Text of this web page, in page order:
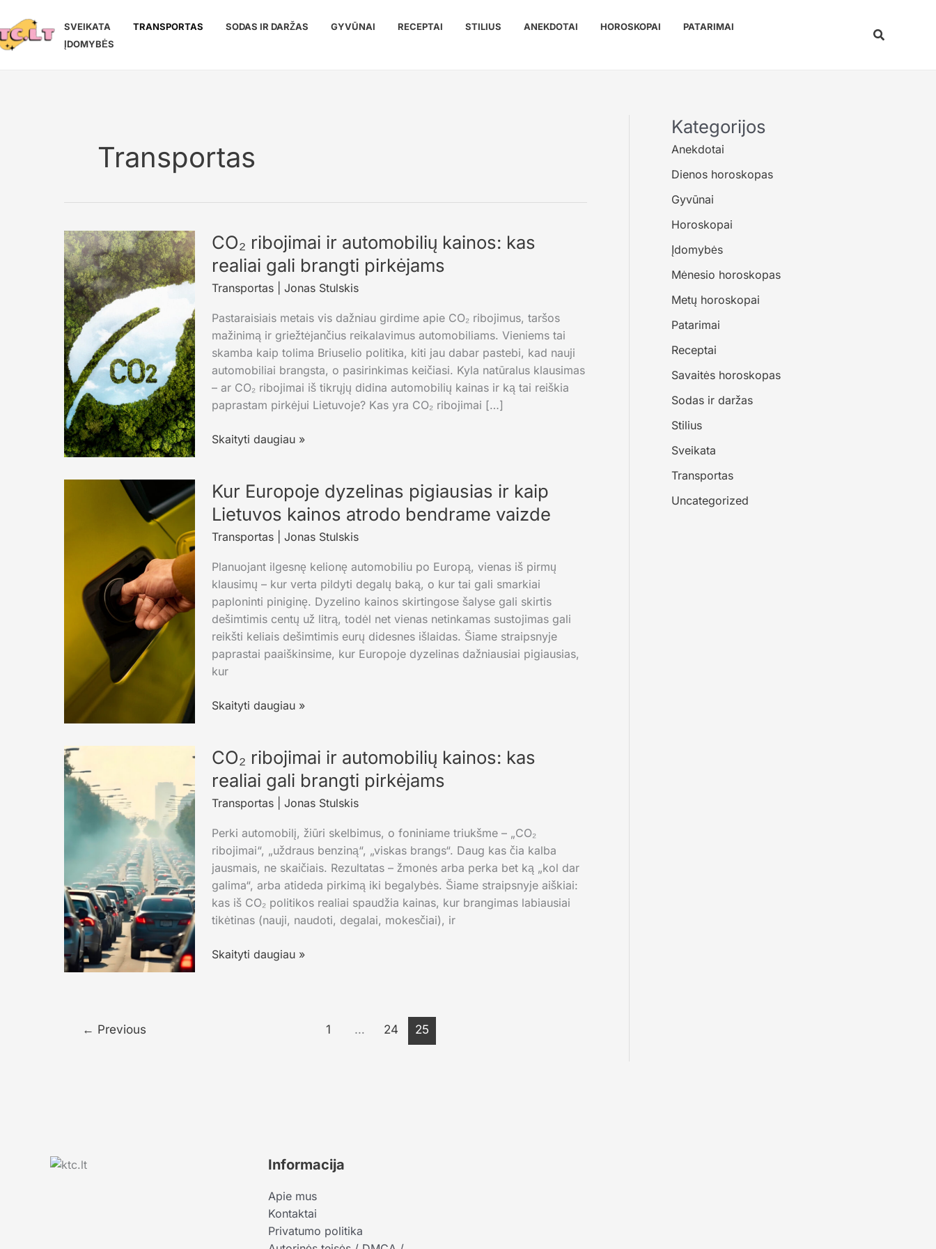
prie
turinio
SVEIKATA TRANSPORTAS SODAS IR DARŽAS GYVŪNAI RECEPTAI STILIUS ANEKDOTAI HOROSKOPAI
PATARIMAI
ĮDOMYBĖS
Paieška
Transportas
CO₂ ribojimai ir automobilių kainos: kas
realiai gali brangti pirkėjams
Transportas| Jonas Stulskis
Pastaraisiais metais vis dažniau girdime apie CO₂ ribojimus, taršos
mažinimą ir griežtėjančius reikalavimus automobiliams. Vieniems tai
skamba kaip tolima Briuselio politika, kiti jau dabar pastebi, kad nauji
automobiliai brangsta, o pasirinkimas keičiasi. Kyla natūralus klausimas
– ar CO₂ ribojimai iš tikrųjų didina automobilių kainas ir ką tai reiškia
paprastam pirkėjui Lietuvoje? Kas yra CO₂ ribojimai […]
CO₂
automobilių
kainos:
realiai
gali
brangti
pirkėjams
Skaityti daugiau »
Kur Europoje dyzelinas pigiausias ir kaip
Lietuvos kainos atrodo bendrame vaizde
Transportas| Jonas Stulskis
Planuojant ilgesnę kelionę automobiliu po Europą, vienas iš pirmų
klausimų – kur verta pildyti degalų baką, o kur tai gali smarkiai
paploninti piniginę. Dyzelino kainos skirtingose šalyse gali skirtis
dešimtimis centų už litrą, todėl net vienas netinkamas sustojimas gali
reikšti keliais dešimtimis eurų didesnes išlaidas. Šiame straipsnyje
paprastai paaiškinsime, kur Europoje dyzelinas dažniausiai pigiausias,
kur
Kur
pigiausias
ir
kaip
Lietuvos
kainos
atrodo
bendrame
vaizde
Skaityti daugiau »
CO₂ ribojimai ir automobilių kainos: kas
realiai gali brangti pirkėjams
Transportas| Jonas Stulskis
Perki automobilį, žiūri skelbimus, o foniniame triukšme – „CO₂
ribojimai“, „uždraus benziną“, „viskas brangs“. Daug kas čia kalba
jausmais, ne skaičiais. Rezultatas – žmonės arba perka bet ką „kol dar
galima“, arba atideda pirkimą iki begalybės. Šiame straipsnyje aiškiai:
kas iš CO₂ politikos realiai spaudžia kainas, kur brangimas labiausiai
tikėtinas (nauji, naudoti, degalai, mokesčiai), ir
CO₂
Skaityti daugiau »
← Previous 1 … 24 25
Kategorijos
Anekdotai
Dienos horoskopas
Gyvūnai
Horoskopai
Įdomybės
Mėnesio horoskopas
Metų horoskopai
Patarimai
Receptai
Savaitės horoskopas
Sodas ir daržas
Stilius
Sveikata
Transportas
Uncategorized
Informacija
Apie mus
Kontaktai
Privatumo politika